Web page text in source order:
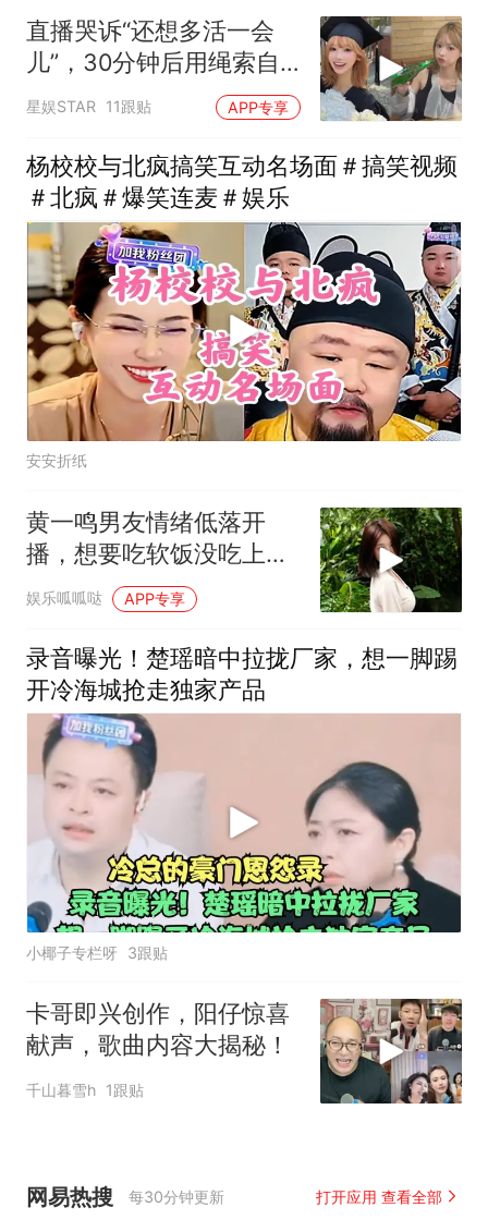
直播哭诉“还想多活一会
儿”，30分钟后用绳索自
尽
星娱STAR 11跟贴 APP专享
杨校校与北疯搞笑互动名场面＃搞笑视频
＃北疯＃爆笑连麦＃娱乐
安安折纸
黄一鸣男友情绪低落开
播，想要吃软饭没吃上：
希望黄一鸣养我
娱乐呱呱哒 APP专享
录音曝光！楚瑶暗中拉拢厂家，想一脚踢
开冷海城抢走独家产品
小椰子专栏呀 3跟贴
卡哥即兴创作，阳仔惊喜
献声，歌曲内容大揭秘！
千山暮雪h 1跟贴
网易热搜 每30分钟更新 打开应用 查看全部